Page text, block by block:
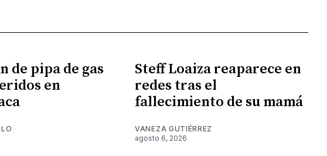
de pipa de gas
en
Steff Loaiza reaparece en
redes tras el
fallecimiento de su mamá
VANEZA GUTIÉRREZ
agosto 6, 2026